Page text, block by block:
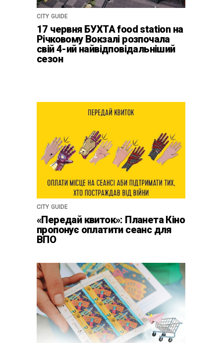
CITY GUIDE
17 червня БУХТА food station на
Річковому Вокзалі розпочала
свій 4-ий найвідповідальніший
сезон
CITY GUIDE
«Передай квиток»: Планета Кіно
пропонує оплатити сеанс для
ВПО